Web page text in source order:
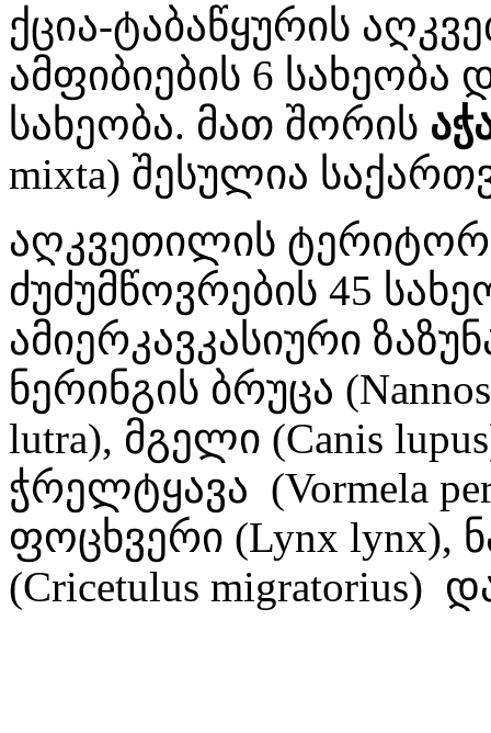
ქცია-ტაბაწყურის
ამფიბიების 6 სახეობა
სახეობა. მათ შორის
mixta) შესულია
აღკვეთილის
ძუძუმწოვრების 45
ამიერკავკასიური
ნერინგის ბრუცა
lutra), მგელი (Canis
ჭრელტყავა (Vormela
ფოცხვერი (Lynx lynx),
(Cricetulus migratorius)